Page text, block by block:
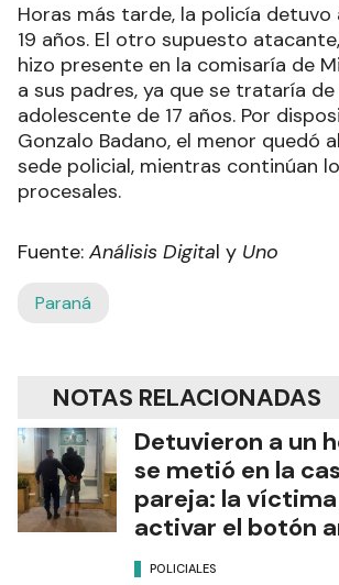
Horas más tarde, la policía detuvo
19 años. El otro supuesto
hizo presente en la comisaría de
a sus padres, ya que se trataría de
adolescente de 17 años. Por
Gonzalo Badano, el menor quedó
sede policial, mientras continúan
procesales.
Fuente: Análisis Digital y Uno
Paraná
NOTAS RELACIONADAS
Detuvieron a un
se metió en la
pareja: la
activar el botón
POLICIALES